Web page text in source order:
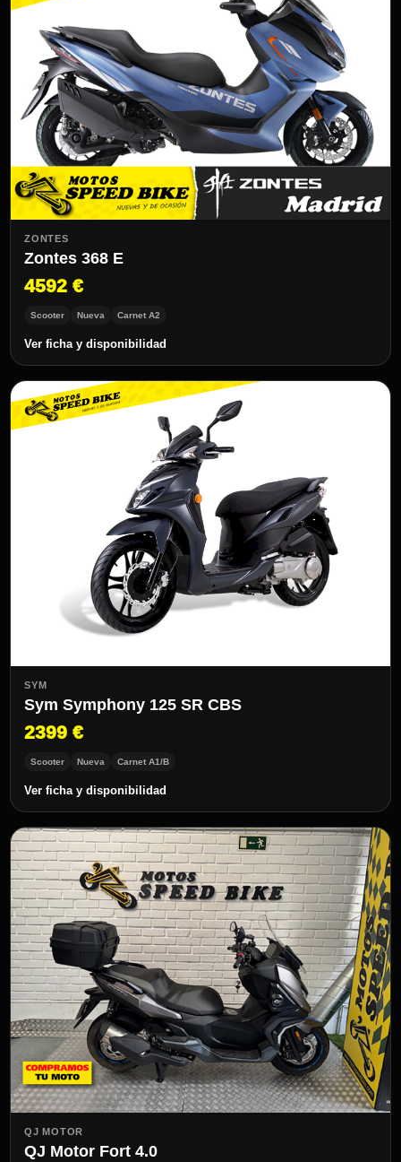
ZONTES
Zontes 368 E
4592 €
Scooter Nueva Carnet A2
Ver ficha y disponibilidad
SYM
Sym Symphony 125 SR CBS
2399 €
Scooter Nueva Carnet A1/B
Ver ficha y disponibilidad
QJ MOTOR
QJ Motor Fort 4.0